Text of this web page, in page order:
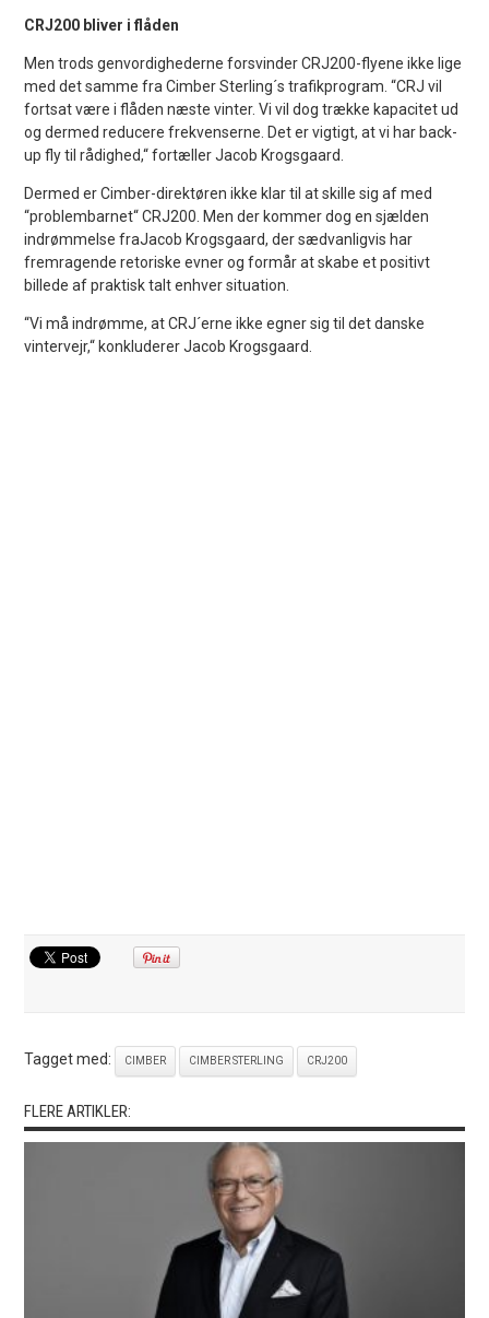
CRJ200 bliver i flåden
Men trods genvordighederne forsvinder CRJ200-flyene ikke lige
med det samme fra Cimber Sterling´s trafikprogram. “CRJ vil
fortsat være i flåden næste vinter. Vi vil dog trække kapacitet ud
og dermed reducere frekvenserne. Det er vigtigt, at vi har back-
up fly til rådighed,“ fortæller Jacob Krogsgaard.
Dermed er Cimber-direktøren ikke klar til at skille sig af med
“problembarnet“ CRJ200. Men der kommer dog en sjælden
indrømmelse fraJacob Krogsgaard, der sædvanligvis har
fremragende retoriske evner og formår at skabe et positivt
billede af praktisk talt enhver situation.
“Vi må indrømme, at CRJ´erne ikke egner sig til det danske
vintervejr,“ konkluderer Jacob Krogsgaard.
Tagget med: CIMBER CIMBER STERLING CRJ200
FLERE ARTIKLER: